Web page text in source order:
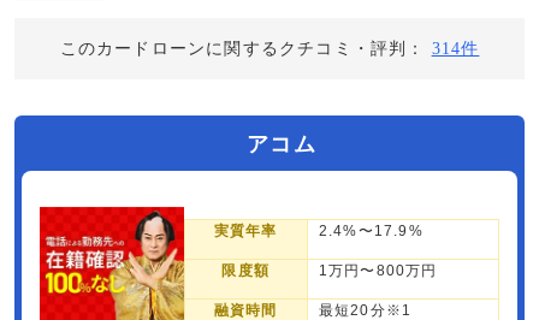
このカードローンに関するクチコミ・評判： 314件
アコム
実質年率 2.4%〜17.9%
限度額 1万円〜800万円
融資時間 最短20分※1